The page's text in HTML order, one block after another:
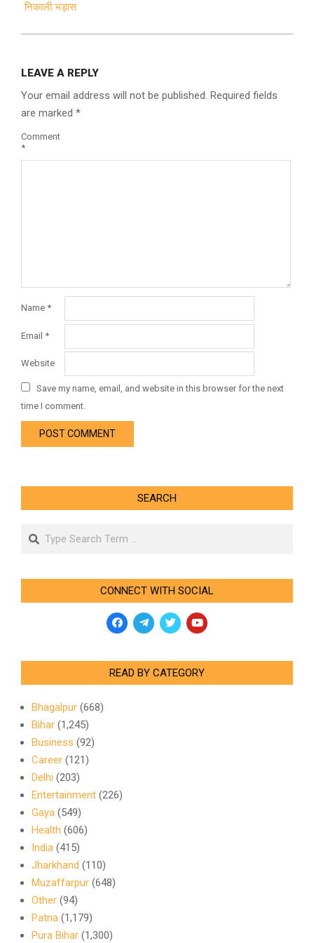
निकाली भड़ास
LEAVE A REPLY
Your email address will not be published. Required fields
are marked *
Comment
*
Name *
Email *
Website
Save my name, email, and website in this browser for the next
time I comment.
SEARCH
Search
CONNECT WITH SOCIAL
READ BY CATEGORY
Bhagalpur (668)
Bihar (1,245)
Business (92)
Career (121)
Delhi (203)
Entertainment (226)
Gaya (549)
Health (606)
India (415)
Jharkhand (110)
Muzaffarpur (648)
Other (94)
Patna (1,179)
Pura Bihar (1,300)